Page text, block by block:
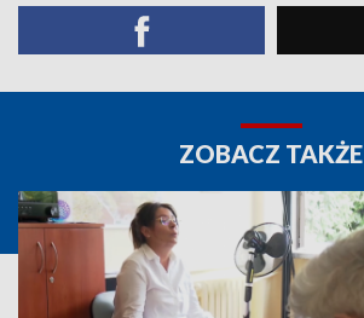
ZOBACZ TAKŻE